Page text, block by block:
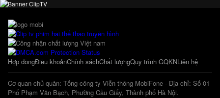
Hợp đồngĐiều khoảnChính sáchChất lượngQuy trình GQKNLiên hệ
Cơ quan chủ quản: Tổng công ty Viễn thông MobiFone - Địa chỉ: Số 01
Phố Phạm Văn Bạch, Phường Cầu Giấy, Thành phố Hà Nội.